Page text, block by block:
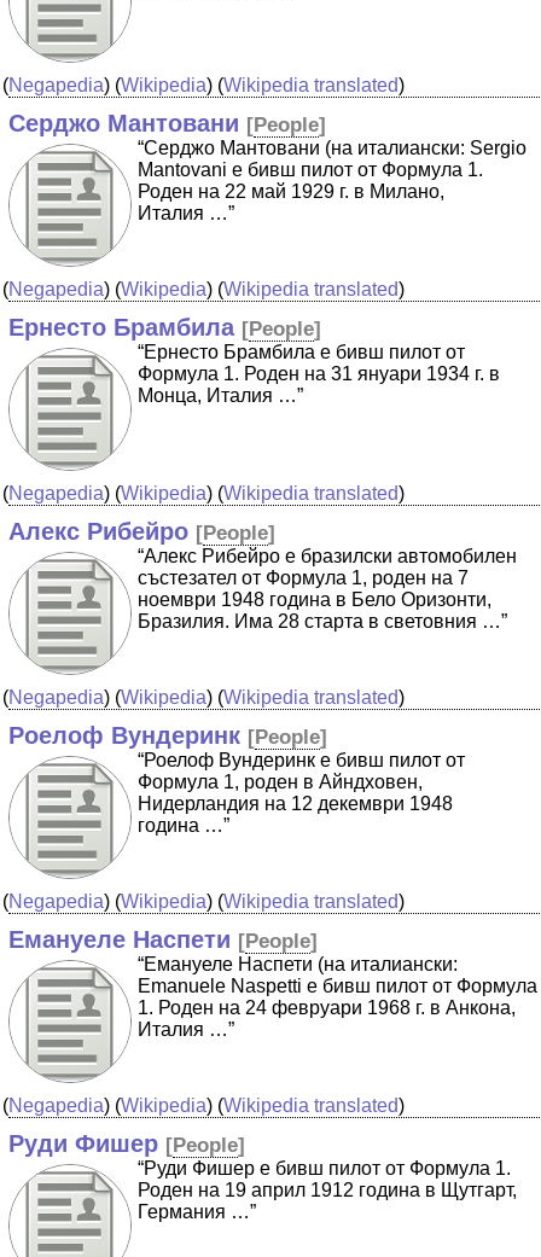
(Negapedia) (Wikipedia) (Wikipedia translated)
Серджо Мантовани [People]
“Серджо Мантовани (на италиански: Sergio
Mantovani е бивш пилот от Формула 1.
Роден на 22 май 1929 г. в Милано,
Италия …”
(Negapedia) (Wikipedia) (Wikipedia translated)
Ернесто Брамбила [People]
“Ернесто Брамбила е бивш пилот от
Формула 1. Роден на 31 януари 1934 г. в
Монца, Италия …”
(Negapedia) (Wikipedia) (Wikipedia translated)
Алекс Рибейро [People]
“Алекс Рибейро e бразилски автомобилен
състезател от Формула 1, роден на 7
ноември 1948 година в Бело Оризонти,
Бразилия. Има 28 старта в световния …”
(Negapedia) (Wikipedia) (Wikipedia translated)
Роелоф Вундеринк [People]
“Роелоф Вундеринк е бивш пилот от
Формула 1, роден в Айндховен,
Нидерландия на 12 декември 1948
година …”
(Negapedia) (Wikipedia) (Wikipedia translated)
Емануеле Наспети [People]
“Емануеле Наспети (на италиански:
Emanuele Naspetti е бивш пилот от Формула
1. Роден на 24 февруари 1968 г. в Анкона,
Италия …”
(Negapedia) (Wikipedia) (Wikipedia translated)
Руди Фишер [People]
“Руди Фишер е бивш пилот от Формула 1.
Роден на 19 април 1912 година в Щутгарт,
Германия …”